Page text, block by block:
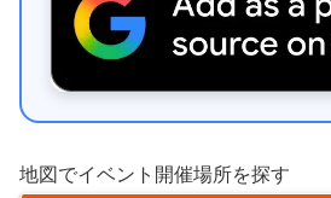
地図でイベント開催場所を探す